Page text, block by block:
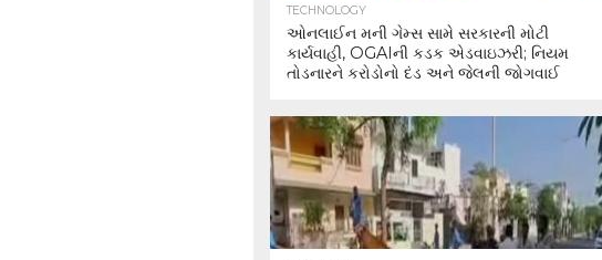
TECHNOLOGY
ઓનલાઈન મની ગેમ્સ સામે સરકારની મોટી
કાર્યવાહી, OGAIની કડક એડવાઇઝરી; નિયમ
તોડનારને કરોડોનો દંડ અને જેલની જોગવાઈ